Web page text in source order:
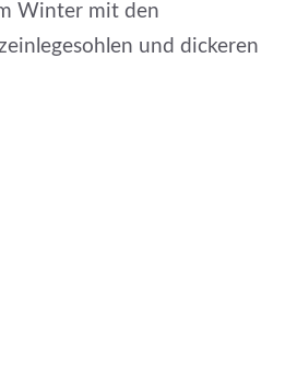
Winter mit den
und dickeren